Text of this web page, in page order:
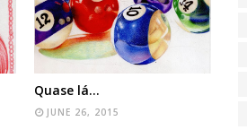
Quase lá...
JUNE 26, 2015